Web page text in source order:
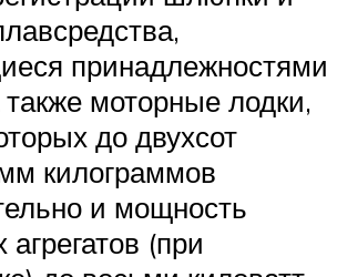
принадлежностями
также моторные лодки,
до двухсот
килограммов
и мощность
(при